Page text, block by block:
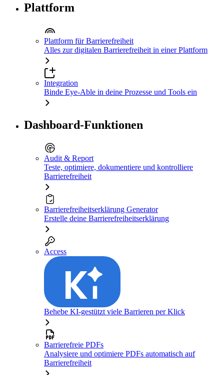
Plattform
Plattform für Barrierefreiheit
Alles zur digitalen Barrierefreiheit in einer Plattform
Integration
Binde Eye-Able in deine Prozesse und Tools ein
Dashboard-Funktionen
Audit & Report
Teste, optimiere, dokumentiere und kontrolliere
Barrierefreiheit
Barrierefreiheitserklärung Generator
Erstelle deine Barrierefreiheitserklärung
Access
Behebe KI-gestützt viele Barrieren per Klick
Barrierefreie PDFs
Analysiere und optimiere PDFs automatisch auf
Barrierefreiheit